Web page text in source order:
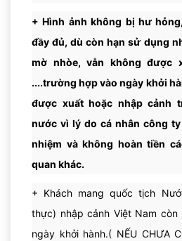
Qúy khách tự do hưởng thụ tất cả
ĐoànĂn tối trên du thuyền &
trí về đêm.
Nghỉ đêm trên du thuyền.
Lập, chụp hình tháp đôi TWIN
- ăn trưa tự túc theo sở thích ...
+ Hình ảnh không bị hư
đầy đủ, dù còn hạn sử dụng
mờ nhòe, vẫn không được
....trường hợp vào ngày khởi
được xuất hoặc nhập cảnh
nước vì lý do cá nhân công
nhiệm và không hoàn tiền
quan khác.
+ Khách mang quốc tịch
thực) nhập cảnh Việt Nam
ngày khởi hành.( NẾU CHƯA